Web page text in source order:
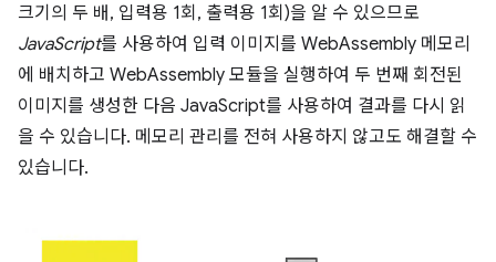
크기의 두 배, 입력용 1회, 출력용 1회)을 알 수 있으므로
JavaScript를 사용하여 입력 이미지를 WebAssembly 메모리
에 배치하고 WebAssembly 모듈을 실행하여 두 번째 회전된
이미지를 생성한 다음 JavaScript를 사용하여 결과를 다시 읽
을 수 있습니다. 메모리 관리를 전혀 사용하지 않고도 해결할 수
있습니다.